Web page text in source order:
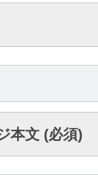
本文 (必須)